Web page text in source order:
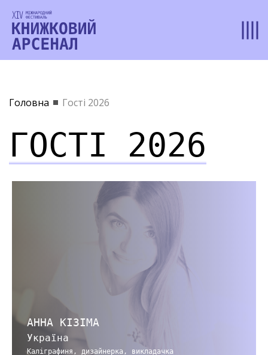
Головна Гості 2026
ГОСТІ 2026
АННА КІЗІМА
Україна
Каліграфиня, дизайнерка, викладачка